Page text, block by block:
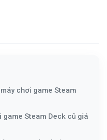
chơi game Steam
Steam Deck cũ giá